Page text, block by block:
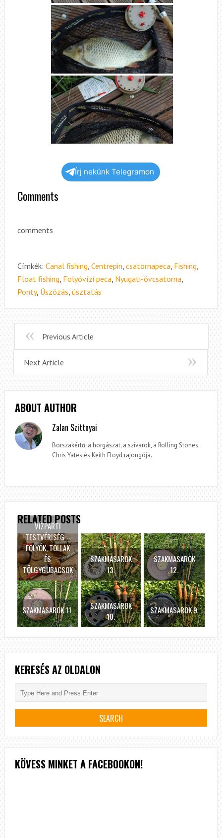
Írj nekünk Telegramon
Comments
comments
Címkék: Canal fishing, Centrepin, csatornapeca, Fishing,
Float fishing, Folyóvízi peca, Nyugati-övcsatorna,
Ponty, Úszózás, úsztatás
Previous Article
Next Article
ABOUT AUTHOR
Zalan Szittnyai
Borszakértő, a horgászat, a szivarok, a Rolling Stones,
Chris Yates és Keith Floyd rajongója.
RELATED POSTS
VÍZPARTI
TESTVÉRISÉG –
FOLYÓK, TOLLAK
ÉS
TÖLGYGUBACSOK
SZAKMASAROK
13.
SZAKMASAROK
12.
SZAKMASAROK 11.
SZAKMASAROK
10.
SZAKMASAROK 9.
KERESÉS AZ OLDALON
KÖVESS MINKET A FACEBOOKON!